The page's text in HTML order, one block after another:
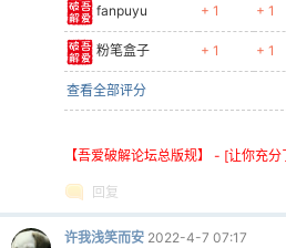
fanpuyu + 1 + 1
粉笔盒子 + 1 + 1
查看全部评分
【吾爱破解论坛总版规】 - [让你充
回复
许我浅笑而安 2022-4-7 07:17